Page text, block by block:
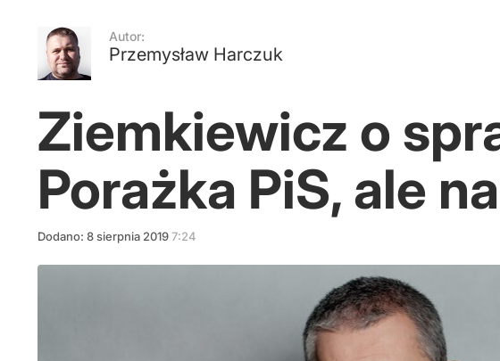
Autor:
Przemysław Harczuk
Ziemkiewicz o
Porażka PiS, ale
Dodano: 8sierpnia 20197:24